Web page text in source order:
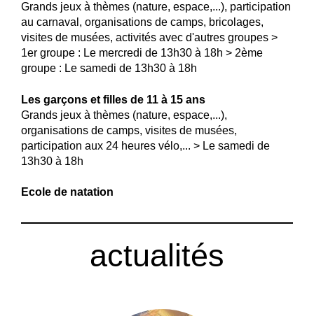
Grands jeux à thèmes (nature, espace,...), participation
au carnaval, organisations de camps, bricolages,
visites de musées, activités avec d'autres groupes >
1er groupe : Le mercredi de 13h30 à 18h > 2ème
groupe : Le samedi de 13h30 à 18h
Les garçons et filles de 11 à 15 ans
Grands jeux à thèmes (nature, espace,...),
organisations de camps, visites de musées,
participation aux 24 heures vélo,... > Le samedi de
13h30 à 18h
Ecole de natation
actualités